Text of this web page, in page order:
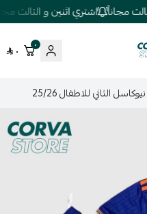
مجاناً اشتري اثنين و الثالث مجاناً
٠ ٠
الثاني للاطفال 25/26